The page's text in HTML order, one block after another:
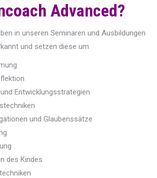
Advanced?
in unseren Seminaren und Ausbildungen
und setzen diese um
Entwicklungsstrategien
und Glaubenssätze
des Kindes